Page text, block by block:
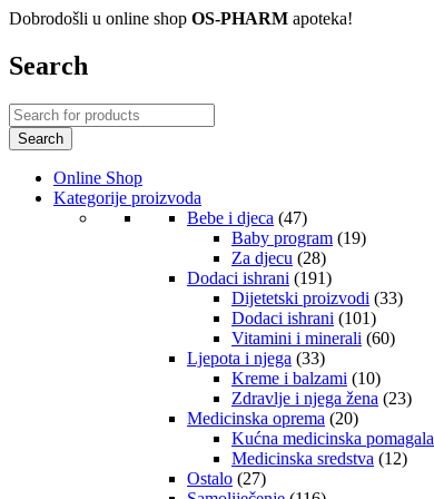
Dobrodošli u online shop OS-PHARM apoteka!
Search
Online Shop
Kategorije proizvoda
Bebe i djeca (47)
Baby program (19)
Za djecu (28)
Dodaci ishrani (191)
Dijetetski proizvodi (33)
Dodaci ishrani (101)
Vitamini i minerali (60)
Ljepota i njega (33)
Kreme i balzami (10)
Zdravlje i njega žena (23)
Medicinska oprema (20)
Kućna medicinska pomagala
Medicinska sredstva (12)
Ostalo (27)